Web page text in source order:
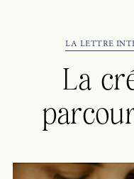
LA LETTRE
La